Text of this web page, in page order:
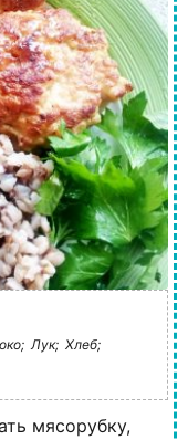
Лук; Хлеб;
мясорубку,